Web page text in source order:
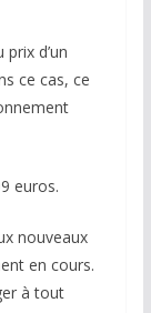
d’un
ce cas, ce
euros.
nouveaux
en cours.
à tout